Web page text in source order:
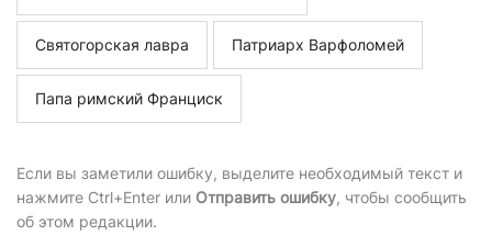
Святогорская лавра Патриарх Варфоломей
Папа римский Франциск
Если вы заметили ошибку, выделите необходимый текст и
нажмите Ctrl+Enter или Отправить ошибку, чтобы сообщить
об этом редакции.